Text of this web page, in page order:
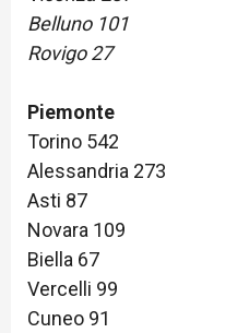
Belluno 101
Rovigo 27
Piemonte
Torino 542
Alessandria 273
Asti 87
Novara 109
Biella 67
Vercelli 99
Cuneo 91